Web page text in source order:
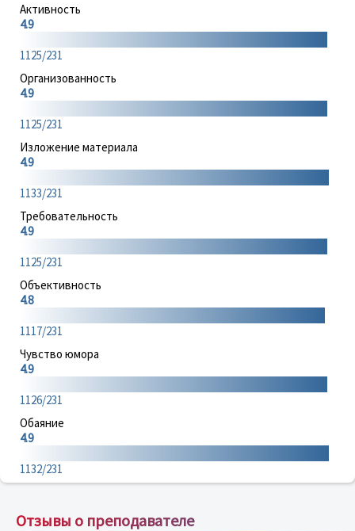
Активность
4.9
1125/231
Организованность
4.9
1125/231
Изложение материала
4.9
1133/231
Требовательность
4.9
1125/231
Объективность
4.8
1117/231
Чувство юмора
4.9
1126/231
Обаяние
4.9
1132/231
Отзывы о преподавателе